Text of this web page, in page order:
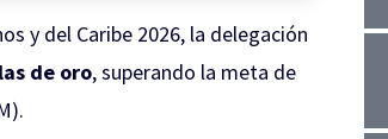
y del Caribe 2026, la delegación
de oro, superando la meta de